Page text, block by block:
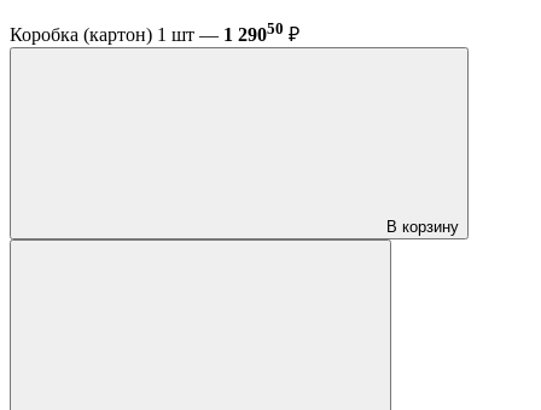
Коробка (картон) 1 шт — 1 29050 ₽
В корзину